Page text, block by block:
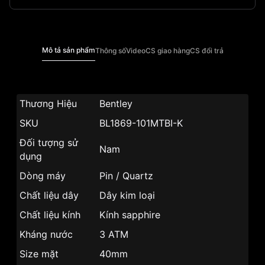
Mô tả sản phẩmThông sốVideoCS giao hàngCS đổi trả
Thương Hiệu
Bentley
SKU
BL1869-101MTBI-K
Đối tượng sử
dụng
Nam
Dòng máy
Pin / Quartz
Chất liệu dây
Dây kim loại
Chất liệu kính
Kính sapphire
Kháng nước
3 ATM
Size mặt
40mm